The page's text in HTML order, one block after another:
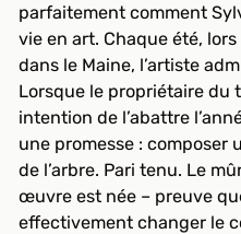
parfaitement comment
vie en art. Chaque été,
dans le Maine, l’artiste
Lorsque le propriétaire du
intention de l’abattre
une promesse : composer
de l’arbre. Pari tenu. Le
œuvre est née – preuve
effectivement changer le